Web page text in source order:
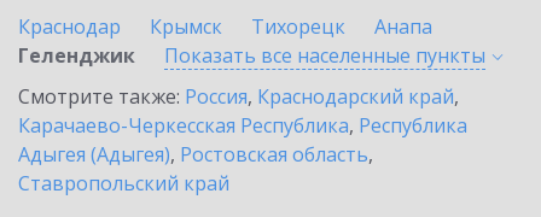
Краснодар
Крымск Тихорецк
Анапа
Геленджик
Показать все населенные пункты
Смотрите также: Россия, Краснодарский край,
Карачаево-Черкесская Республика, Республика
Адыгея (Адыгея), Ростовская область,
Ставропольский край